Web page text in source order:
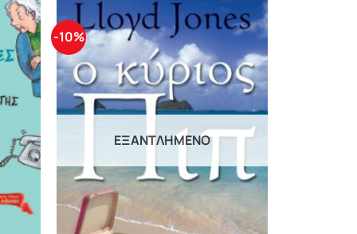
-10%
ΕΞΑΝΤΛΗΜΈΝΟ